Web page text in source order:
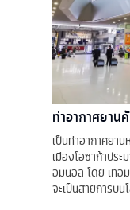
ท่าอากาศยาน
เป็นท่าอากาศยา
เมืองโอซาก้าปร
อมินอล โดย เทอ
จะเป็นสายการบิ